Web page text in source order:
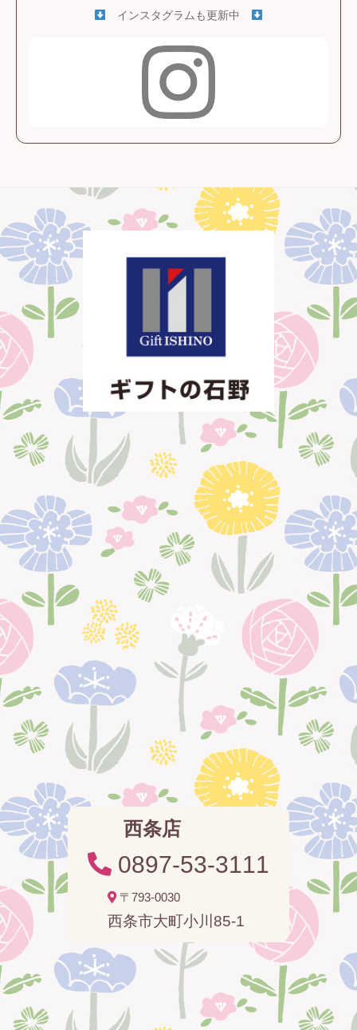
インスタグラムも更新中
西条店
0897-53-3111
〒793-0030
西条市大町小川85-1